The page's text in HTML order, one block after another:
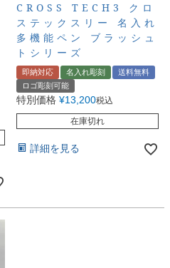
CROSS TECH3 クロ
ステックスリー 名入れ
多機能ペン ブラッシュ
トシリーズ
即納対応 名入れ彫刻
送料無料
ロゴ彫刻可能
特別価格 ¥13,200税込
在庫切れ
詳細を見る